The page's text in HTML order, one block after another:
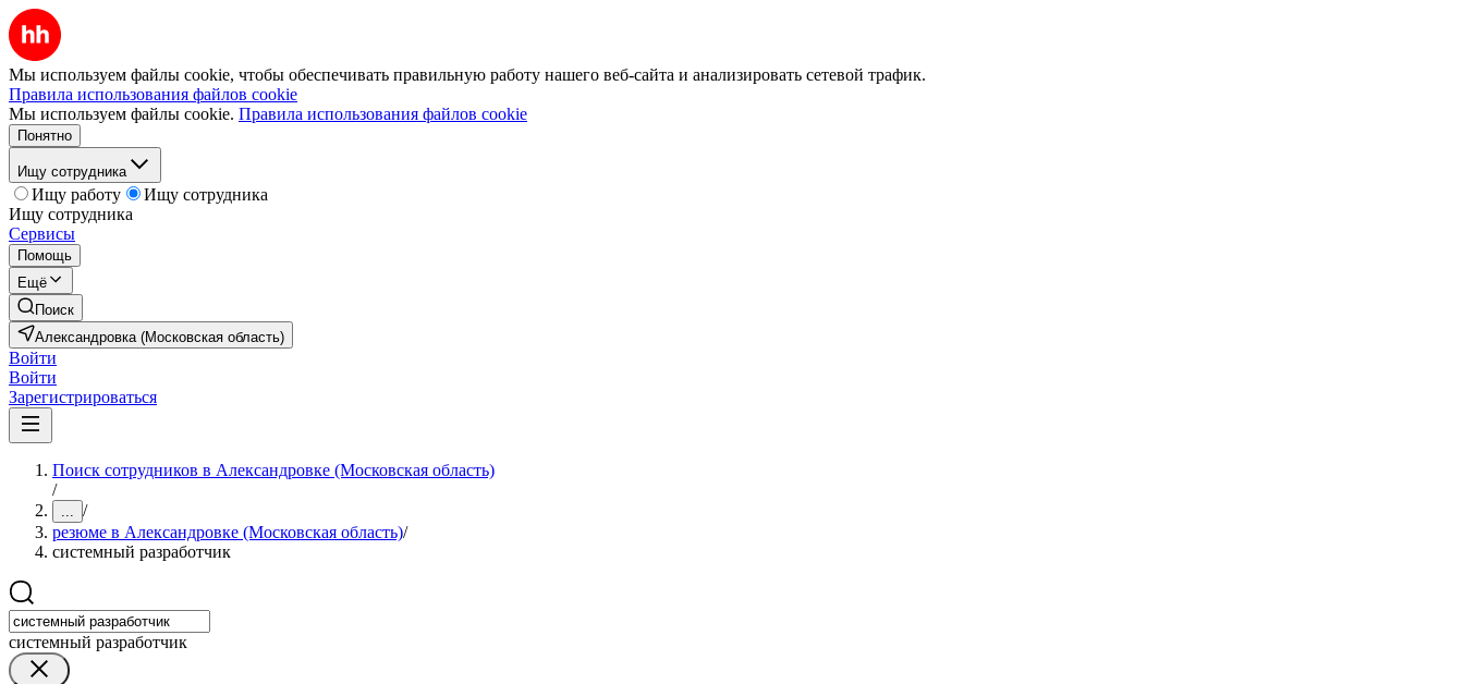
Мы используем файлы cookie, чтобы обеспечивать правильную работу нашего веб-сайта и анализировать сетевой трафик.
Правила использования файлов cookie
Мы используем файлы cookie. Правила использования файлов cookie
Понятно
Ищу сотрудника
Ищу работу
Ищу сотрудника
Ищу сотрудника
Сервисы
Помощь
Ещё
Поиск
Александровка (Московская область)
Войти
Войти
Зарегистрироваться
Поиск сотрудников в Александровке (Московская область)
/
... /
резюме в Александровке (Московская область)/
системный разработчик
системный разработчик